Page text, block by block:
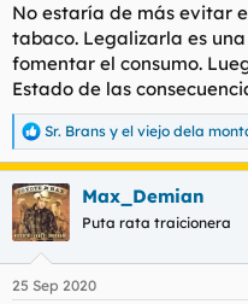
:
No estaría de más evitar
tabaco. Legalizarla es
fomentar el consumo.
Estado de las
R
e
c
c
i
e
Sr. Brans y el viejo dela
Max_Demian
Puta rata traicionera
25 Sep 2020